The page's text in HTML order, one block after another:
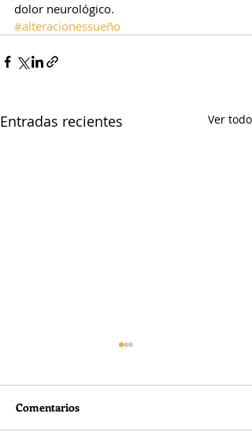
dolor neurológico.
#alteracionessueño
Entradas recientes Ver todo
Comentarios